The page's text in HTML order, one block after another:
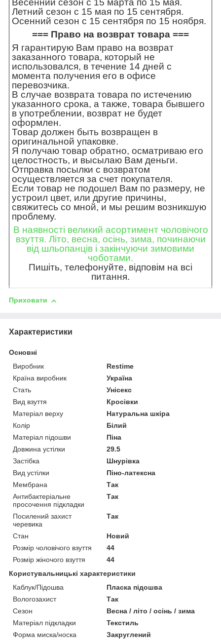
Весенний сезон с 15 марта по 15 мая.
Летний сезон с 15 мая по 15 сентября.
Осенний сезон с 15 сентября по 15 ноября.
=== Право на возврат товара ===
Я гарантирую Вам право на возврат
заказанного товара, который не
использовался, в течение 14 дней с
момента получения его в офисе
перевозчика.
В случае возврата товара по истечению
указанного срока, а также, товара бывшего
в употреблении, возврат не будет
оформлен.
Товар должен быть возвращен в
оригинальной упаковке.
Я получаю товар обратно, осматриваю его
целостность, и высылаю Вам деньги.
Отправка посылки с возвратом
осуществляется за счет покупателя.
Если товар не подошел Вам по размеру, не
устроил цвет, или другие причины,
свяжитесь со мной, и мы решим возникшую
проблему.
В наявності великий асортимент чоловічого
взуття. Літо, весна, осінь, зима, починаючи
від шльопанців і закінчуючи зимовими
чоботами.
Пишіть, телефонуйте, відповім на всі
питання.
Приховати
Характеристики
Основні
Виробник
Restime
Країна виробник
Україна
Стать
Унісекс
Вид взуття
Кросівки
Матеріал верху
Натуральна шкіра
Колір
Білий
Матеріал підошви
Піна
Довжина устілки
29.5
Застібка
Шнурівка
Вид устілки
Піно-латексна
Мембрана
Так
Антибактеріальне
просочення підкладки
Так
Посилений захист
черевика
Так
Стан
Новий
Розмір чоловічого взуття
44
Розмір жіночого взуття
44
Користувальницькі характеристики
Каблук/Підошва
Пласка підошва
Вологозахист
Так
Сезон
Весна / літо / осінь / зима
Матеріал підкладки
Текстиль
Форма миска/носка
Закруглений